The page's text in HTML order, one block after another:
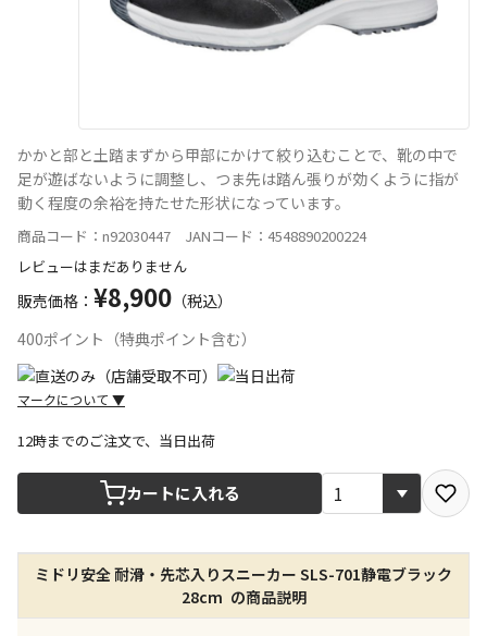
かかと部と土踏まずから甲部にかけて絞り込むことで、靴の中で
足が遊ばないように調整し、つま先は踏ん張りが効くように指が
動く程度の余裕を持たせた形状になっています。
商品コード：n92030447 JANコード：4548890200224
レビューはまだありません
販売価格： ¥8,900 （税込）
400ポイント（特典ポイント含む）
マークについて ▼
宅配や店舗受取を選択できる商品です
店舗のみで受取できる商品です（宅配便でのお届けが
できません）
※同時購入の商品は、全て同じ店舗での受取となりま
す
12時までのご注文で、当日出荷
カートに入れる
ミドリ安全 耐滑・先芯入りスニーカー SLS-701静電ブラック
28cm の商品説明